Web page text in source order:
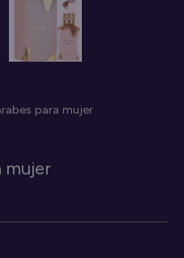
para mujer
mujer